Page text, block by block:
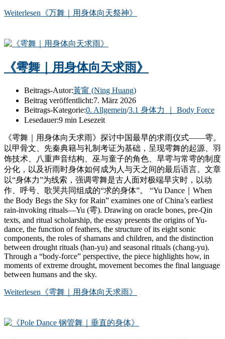
Weiterlesen 《万舞｜用身体向天祭神》
《雩舞｜用身体向天求雨》
Beitrags-Autor:黃甯 (Ning Huang)
Beitrag veröffentlicht:7. März 2026
Beitrags-Kategorie:0. Allgemein/3.1 身体力 ｜ Body Force
Lesedauer:9 min Lesezeit
《雩舞｜用身体向天求雨》探讨中国最早的求雨仪式——雩。
以甲骨文、先秦典籍与礼制考证为基础，呈现雩舞的起源、羽
饰技术、八重声音结构、巫与童子的角色、旱雩与常雩的制度
分化，以及祈雨时身体如何成为人与天之间的最后语言。文章
以“身体力”为线索，强调雩舞是古人面对极端旱灾时，以动
作、呼号、歌哭共同组成的“求的身体”。 “Yu Dance｜When
the Body Begs the Sky for Rain” examines one of China’s earliest
rain-invoking rituals—Yu (雩). Drawing on oracle bones, pre-Qin
texts, and ritual scholarship, the essay presents the origins of Yu-
dance, the function of feathers, the structure of its eight sonic
components, the roles of shamans and children, and the distinction
between drought rituals (han-yu) and seasonal rituals (chang-yu).
Through a “body-force” perspective, the piece highlights how, in
moments of extreme drought, movement becomes the final language
between humans and the sky.
Weiterlesen 《雩舞｜用身体向天求雨》